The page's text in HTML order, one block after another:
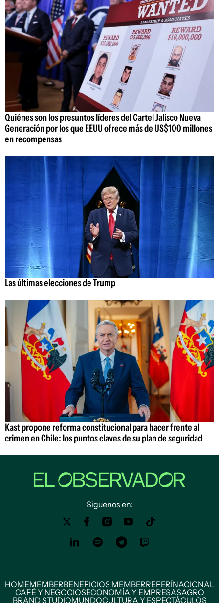
Quiénes son los presuntos líderes del Cartel Jalisco Nueva
Generación por los que EEUU ofrece más de US$100 millones
en recompensas
Las últimas elecciones de Trump
Kast propone reforma constitucional para hacer frente al
crimen en Chile: los puntos claves de su plan de seguridad
Siguenos en:
HOMEMEMBERBENEFICIOS MEMBERREFERÍNACIONAL
CAFÉ Y NEGOCIOSECONOMÍA Y EMPRESASAGRO
BRAND STUDIOMUNDOCULTURA Y ESPECTÁCULOS